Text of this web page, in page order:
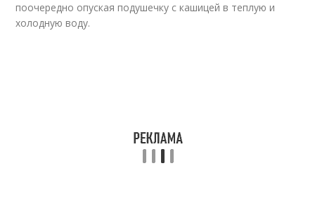
поочередно опуская подушечку с кашицей в теплую и
холодную воду.